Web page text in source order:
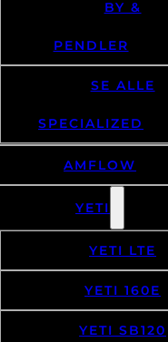
SE ALLE
AMFLOW
YETI
YETI LTE
YETI 160E
YETI SB120